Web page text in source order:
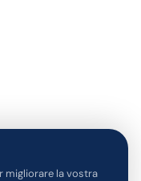
migliorare la vostra